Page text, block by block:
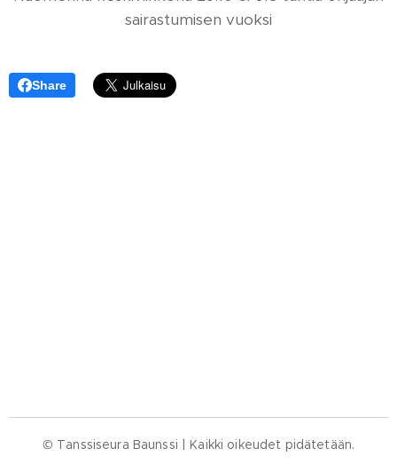
sairastumisen vuoksi
Share
© Tanssiseura Baunssi | Kaikki oikeudet pidätetään.